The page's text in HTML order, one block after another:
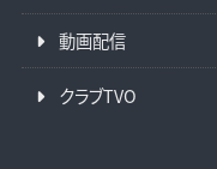
動画配信
クラブTVO